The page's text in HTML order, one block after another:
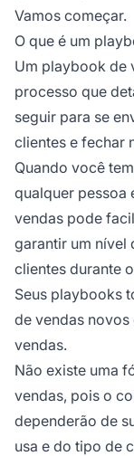
Vamos começar.
O que é um
Um playbook de
processo que
seguir para se
clientes e fechar
Quando você
qualquer pessoa
vendas pode
garantir um nível
clientes durante
Seus playbooks
de vendas
vendas.
Não existe uma
vendas, pois o
dependerão de
usa e do tipo de